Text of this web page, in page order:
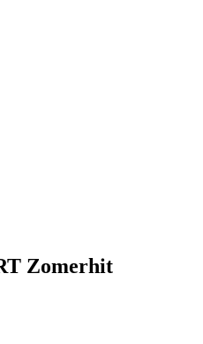
Zomerhit